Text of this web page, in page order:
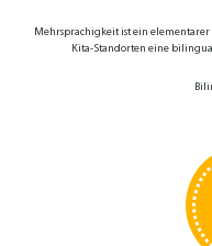
Mehr­sprachig­keit ist ein elemen­tarer
Kita-Standorten eine